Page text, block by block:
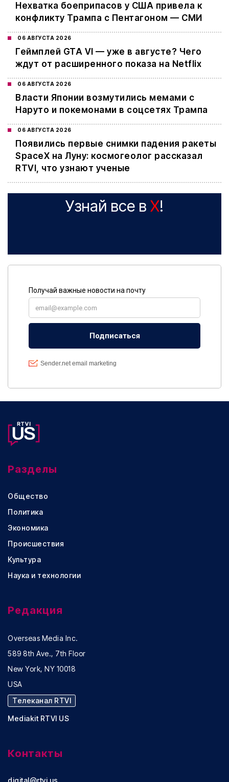
Нехватка боеприпасов у США привела к
конфликту Трампа с Пентагоном — СМИ
06 АВГУСТА 2026
Геймплей GTA VI — уже в августе? Чего
ждут от расширенного показа на Netflix
06 АВГУСТА 2026
Власти Японии возмутились мемами с
Наруто и покемонами в соцсетях Трампа
06 АВГУСТА 2026
Появились первые снимки падения ракеты
SpaceX на Луну: космогеолог рассказал
RTVI, что узнают ученые
Узнай все в X!
Разделы
Общество
Политика
Экономика
Происшествия
Культура
Наука и технологии
Редакция
Overseas Media Inc.
589 8th Ave., 7th Floor
New York, NY 10018
USA
Телеканал RTVI
Mediakit RTVI US
Контакты